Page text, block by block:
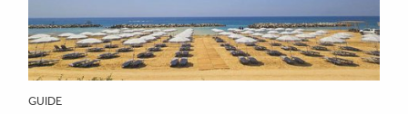
GUIDE